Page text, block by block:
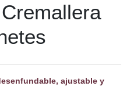
ajustable y